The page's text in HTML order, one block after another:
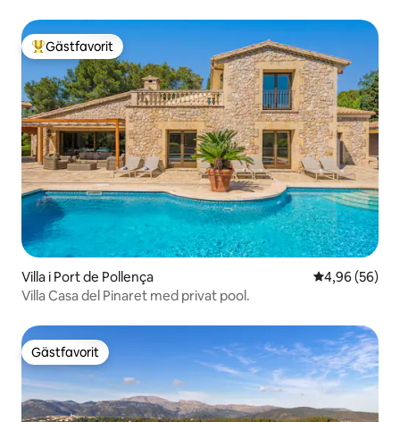
Populär gästfavorit
Gästfavorit
Villa i Port de Pollença 4,96 av 5 i
4,96 (56)
Villa Casa del Pinaret med privat pool.
Gästfavorit
Gästfavorit